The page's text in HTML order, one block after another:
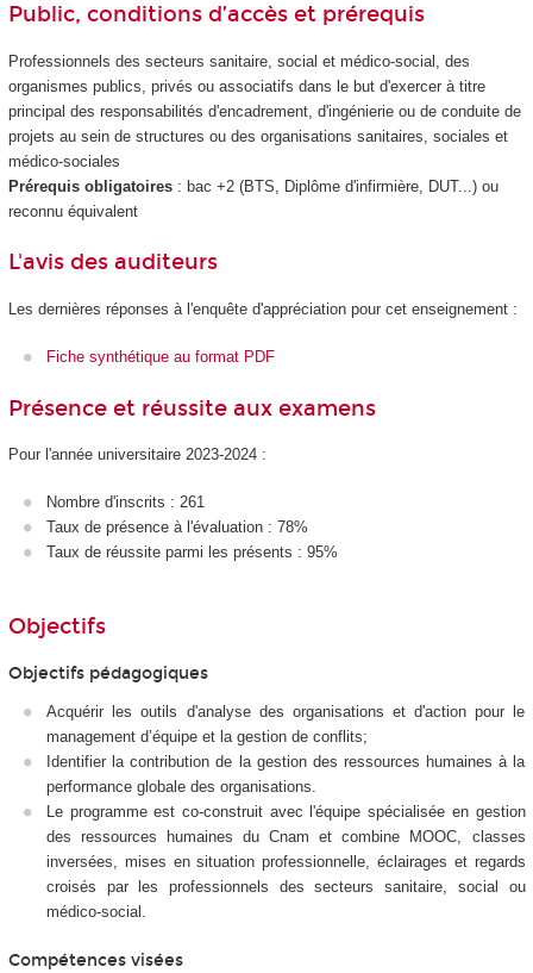
Public, conditions d’accès et prérequis
Professionnels des secteurs sanitaire, social et médico-social, des
organismes publics, privés ou associatifs dans le but d'exercer à titre
principal des responsabilités d'encadrement, d'ingénierie ou de conduite de
projets au sein de structures ou des organisations sanitaires, sociales et
médico-sociales
Prérequis obligatoires: bac +2 (BTS, Diplôme d'infirmière, DUT...) ou
reconnu équivalent
L'avis des auditeurs
Les dernières réponses à l'enquête d'appréciation pour cet enseignement :
Fiche synthétique au format PDF
Présence et réussite aux examens
Pour l'année universitaire 2023-2024 :
Nombre d'inscrits : 261
Taux de présence à l'évaluation : 78%
Taux de réussite parmi les présents : 95%
Objectifs
Objectifs pédagogiques
Acquérir les outils d'analyse des organisations et d'action pour le
management d’équipe et la gestion de conflits;
Identifier la contribution de la gestion des ressources humaines à la
performance globale des organisations.
Le programme est co-construit avec l'équipe spécialisée en gestion
des ressources humaines du Cnam et combine MOOC, classes
inversées, mises en situation professionnelle, éclairages et regards
croisés par les professionnels des secteurs sanitaire, social ou
médico-social.
Compétences visées